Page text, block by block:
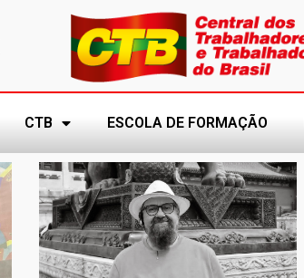
CTB ESCOLA DE FORMAÇÃO